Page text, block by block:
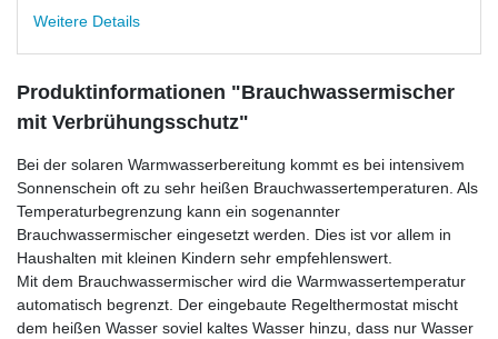
Weitere Details
Produktinformationen "Brauchwassermischer
mit Verbrühungsschutz"
Bei der solaren Warmwasserbereitung kommt es bei intensivem
Sonnenschein oft zu sehr heißen Brauchwassertemperaturen. Als
Temperaturbegrenzung kann ein sogenannter
Brauchwassermischer eingesetzt werden. Dies ist vor allem in
Haushalten mit kleinen Kindern sehr empfehlenswert.
Mit dem Brauchwassermischer wird die Warmwassertemperatur
automatisch begrenzt. Der eingebaute Regelthermostat mischt
dem heißen Wasser soviel kaltes Wasser hinzu, dass nur Wasser